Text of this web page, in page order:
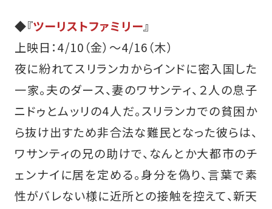
◆『ツーリストファミリー』
上映日：4/10（金）～4/16（木）
夜に紛れてスリランカからインドに密入国した
一家。夫のダース、妻のワサンティ、２人の息子
ニドゥとムッリの4人だ。スリランカでの貧困か
ら抜け出すため非合法な難民となった彼らは、
ワサンティの兄の助けで、なんとか大都市のチ
ェンナイに居を定める。身分を偽り、言葉で素
性がバレない様に近所との接触を控えて、新天